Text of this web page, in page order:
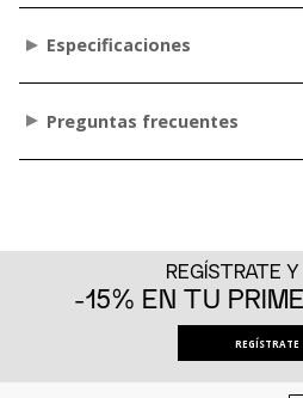
Especificaciones
Preguntas frecuentes
REGÍSTRATE Y
-15% EN TU
REGÍSTRATE